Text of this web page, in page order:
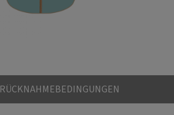
RÜCKNAHMEBEDINGUNGEN